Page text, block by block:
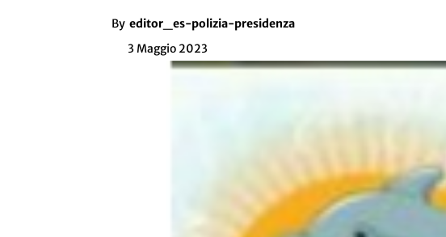
By editor_es-polizia-presidenza
3 Maggio 2023